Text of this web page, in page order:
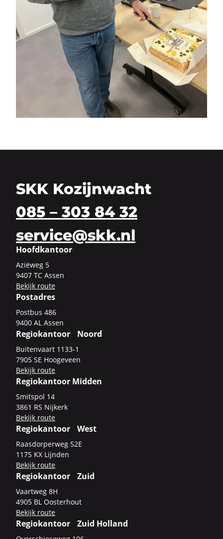
SKK Kozijnwacht
085 – 303 84 32
service@skk.nl
Hoofdkantoor
Azi­ë­weg 5
9407 TC Assen
Be­kijk route
Postadres
Post­bus 486
9400 AL Assen
Regiokantoor Noord
Bui­ten­vaart 1133-​1
7905 SE Hoo­ge­veen
Be­kijk route
Regiokantoor Midden
Smits­pol 14
3861 RS Nij­kerk
Be­kijk route
Regiokantoor West
Raas­dor­per­weg 52E
1175 KX Lijn­den
Be­kijk route
Regiokantoor Zuid
Vaart­weg 8H
4905 BL Oos­ter­hout
Be­kijk route
Regiokantoor Zuid Holland